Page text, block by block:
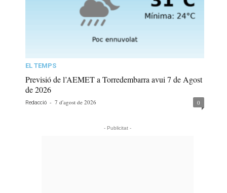
EL TEMPS
Previsió de l’AEMET a Torredembarra avui 7 de Agost
de 2026
Redacció - 7 d'agost de 2026 0
- Publicitat -